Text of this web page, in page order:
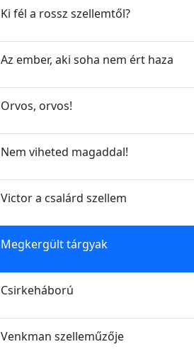
fél a rossz szellemtől?
ember, aki soha nem ért haza
orvos!
viheted magaddal!
a csalárd szellem
Megkergült tárgyak
szelleműzője